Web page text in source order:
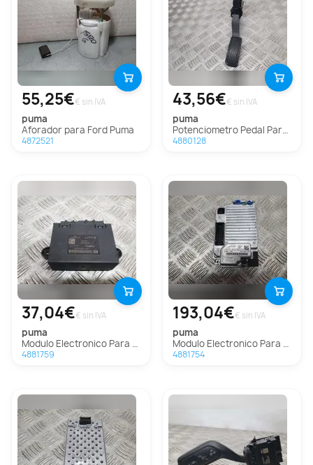
55,25€€ sin IVA
puma
Aforador para Ford Puma
4872521
43,56€€ sin IVA
puma
Potenciometro Pedal Para Ford Puma
4880128
37,04€€ sin IVA
puma
Modulo Electronico Para Ford Puma
4881759
193,04€€ sin IVA
puma
Modulo Electronico Para Ford Puma
4881754